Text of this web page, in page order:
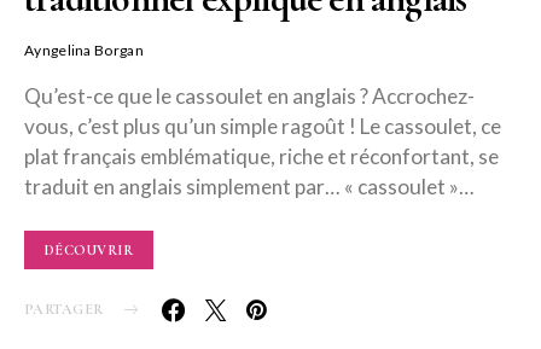
Ayngelina Borgan
Qu’est-ce que le cassoulet en anglais ? Accrochez-
vous, c’est plus qu’un simple ragoût ! Le cassoulet, ce
plat français emblématique, riche et réconfortant, se
traduit en anglais simplement par… « cassoulet »…
DÉCOUVRIR
PARTAGER